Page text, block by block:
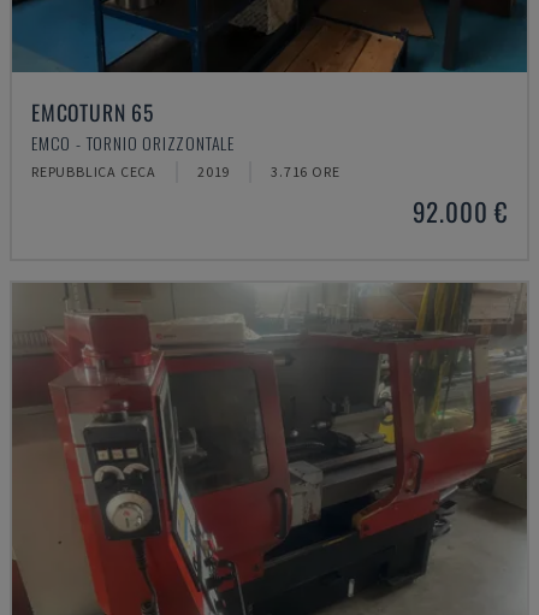
EMCOTURN 65
EMCO - TORNIO ORIZZONTALE
REPUBBLICA CECA 2019 3.716 ORE
92.000 €